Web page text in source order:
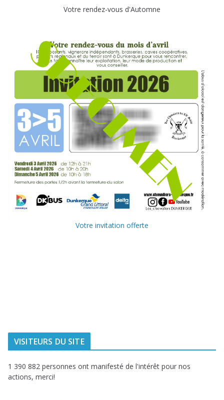
Votre rendez-vous d'Automne
Votre invitation offerte
VISITEURS DU SITE
1 390 882 personnes ont manifesté de l'intérêt pour nos
actions, merci!